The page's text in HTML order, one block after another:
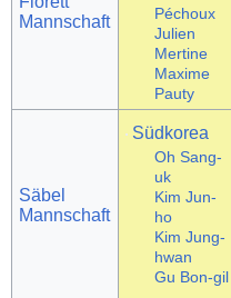
Mannschaft
Péchoux
Julien
Mertine
Maxime
Pauty
Säbel
Mannschaft
Südkorea
Oh Sang-
uk
Kim Jun-
ho
Kim Jung-
hwan
Gu Bon-gil